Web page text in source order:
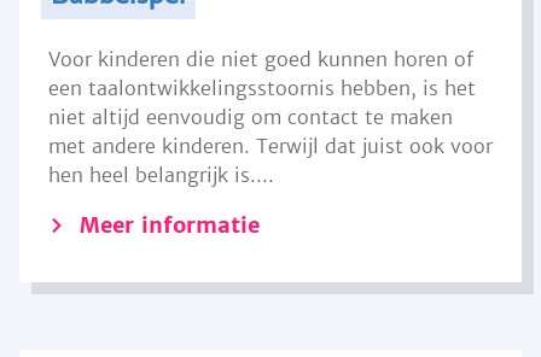
Voor kinderen die niet goed kunnen horen of
een taalontwikkelingsstoornis hebben, is het
niet altijd eenvoudig om contact te maken
met andere kinderen. Terwijl dat juist ook voor
hen heel belangrijk is....
Meer informatie